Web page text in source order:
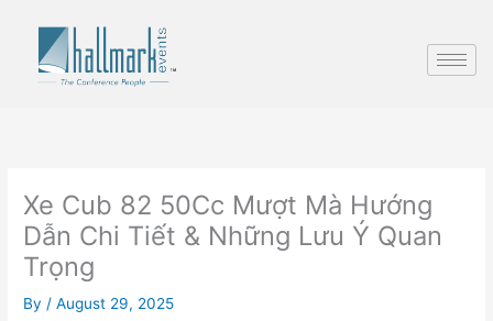
content
Xe Cub 82 50Cc Mượt Mà Hướng
Dẫn Chi Tiết & Những Lưu Ý Quan
Trọng
By/August 29, 2025